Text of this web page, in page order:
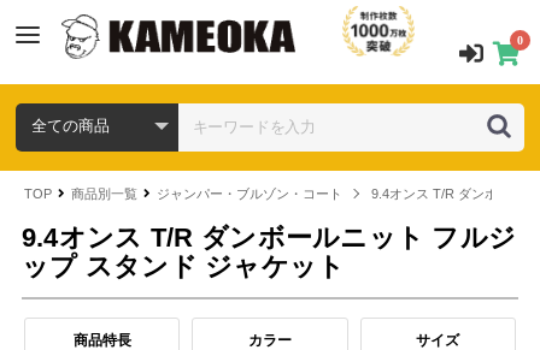
0
TOP 商品別一覧 ジャンパー・ブルゾン・コート 9.4オンス T/R ダンボール
9.4オンス T/R ダンボールニット フルジ
ップ スタンド ジャケット
商品特長 カラー サイズ